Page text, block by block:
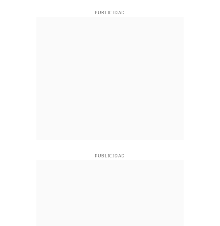
PUBLICIDAD
PUBLICIDAD